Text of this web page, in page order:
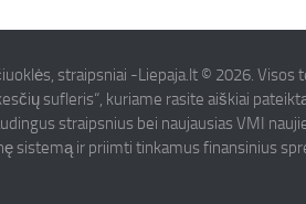
straipsniai -Liepaja.lt © 2026. Visos
sufleris“, kuriame rasite aiškiai
straipsnius bei naujausias VMI
sistemą ir priimti tinkamus finansinius